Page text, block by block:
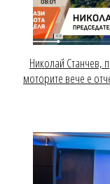
Николай Станчев,
моторите вече е